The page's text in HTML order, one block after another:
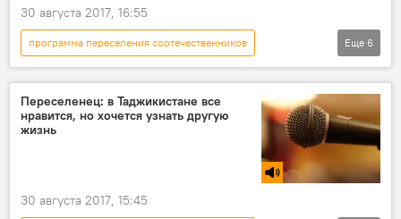
30 августа 2017, 16:55
программа переселения соотечественников
Все новости
Миграция
Узбекистан
Россия
Таджикистан
Новости мигрантов из Центральной Азии в России
Еще 6
Переселенец: в Таджикистане все
нравится, но хочется узнать другую
жизнь
30 августа 2017, 15:45